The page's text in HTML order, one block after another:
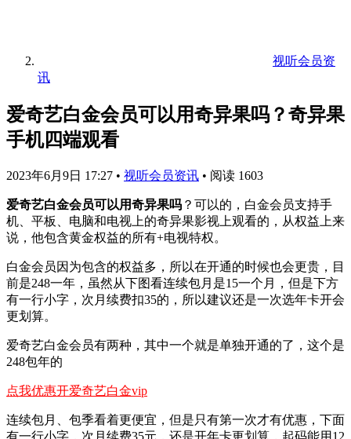
视听会员资
讯
爱奇艺白金会员可以用奇异果吗？奇异果
手机四端观看
2023年6月9日 17:27 • 视听会员资讯 • 阅读 1603
爱奇艺白金会员可以用奇异果吗 ？可以的，白金会员支持手
机、平板、电脑和电视上的奇异果影视上观看的，从权益上来
说，他包含黄金权益的所有+电视特权。
白金会员因为包含的权益多，所以在开通的时候也会更贵，目
前是248一年，虽然从下图看连续包月是15一个月，但是下方
有一行小字，次月续费扣35的，所以建议还是一次选年卡开会
更划算。
爱奇艺白金会员有两种，其中一个就是单独开通的了，这个是
248包年的
点我优惠开爱奇艺白金vip
连续包月、包季看着更便宜，但是只有第一次才有优惠，下面
有一行小字，次月续费35元，还是开年卡更划算，起码能用12